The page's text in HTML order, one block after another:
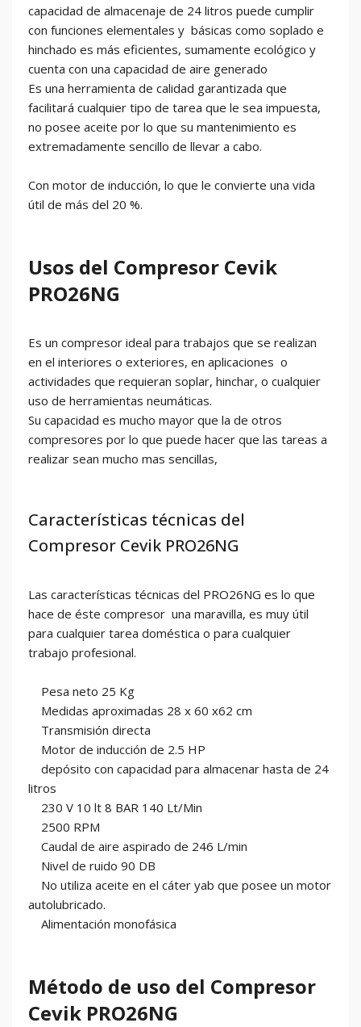
capacidad de almacenaje de 24 litros puede cumplir
con funciones elementales y básicas como soplado e
hinchado es más eficientes, sumamente ecológico y
cuenta con una capacidad de aire generado
Es una herramienta de calidad garantizada que
facilitará cualquier tipo de tarea que le sea impuesta,
no posee aceite por lo que su mantenimiento es
extremadamente sencillo de llevar a cabo.
Con motor de inducción, lo que le convierte una vida
útil de más del 20 %.
Usos del Compresor Cevik
PRO26NG
Es un compresor ideal para trabajos que se realizan
en el interiores o exteriores, en aplicaciones o
actividades que requieran soplar, hinchar, o cualquier
uso de herramientas neumáticas.
Su capacidad es mucho mayor que la de otros
compresores por lo que puede hacer que las tareas a
realizar sean mucho mas sencillas,
Características técnicas del
Compresor Cevik PRO26NG
Las características técnicas del PRO26NG es lo que
hace de éste compresor una maravilla, es muy útil
para cualquier tarea doméstica o para cualquier
trabajo profesional.
Pesa neto 25 Kg
Medidas aproximadas 28 x 60 x62 cm
Transmisión directa
Motor de inducción de 2.5 HP
depósito con capacidad para almacenar hasta de 24
litros
230 V 10 lt 8 BAR 140 Lt/Min
2500 RPM
Caudal de aire aspirado de 246 L/min
Nivel de ruido 90 DB
No utiliza aceite en el cáter yab que posee un motor
autolubricado.
Alimentación monofásica
Método de uso del Compresor
Cevik PRO26NG